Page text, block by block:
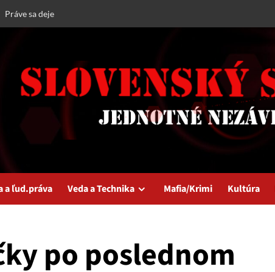
Práve sa deje
a ľud.práva Veda a Technika Mafia/Krimi Kultúra
po poslednom